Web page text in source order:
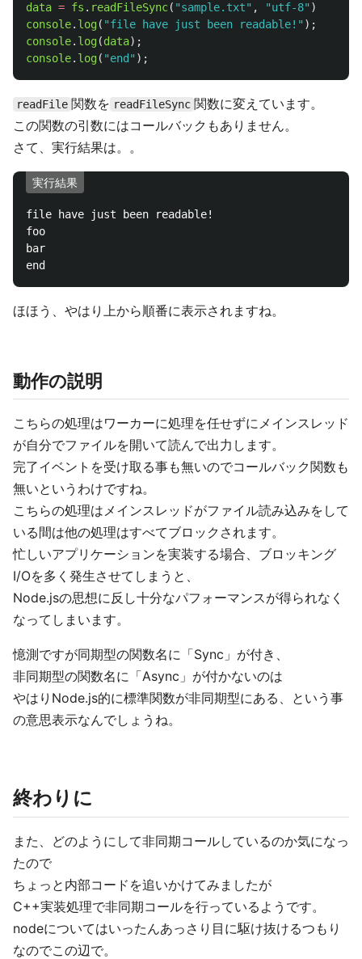
data = fs . readFileSync( "sample.txt" , "utf-8" )
console. log( "file have just been readable! " );
console. log(data);
console. log( "end " );
readFile 関数を readFileSync 関数に変えています。
この関数の引数にはコールバックもありません。
さて、実行結果は。。
実行結果
file have just been readable!
foo
bar
ほほう、やはり上から順番に表示されますね。
動作の説明
こちらの処理はワーカーに処理を任せずにメインスレッド
が自分でファイルを開いて読んで出力します。
完了イベントを受け取る事も無いのでコールバック関数も
無いというわけですね。
こちらの処理はメインスレッドがファイル読み込みをして
いる間は他の処理はすべてブロックされます。
忙しいアプリケーションを実装する場合、ブロッキング
I/Oを多く発生させてしまうと、
Node.jsの思想に反し十分なパフォーマンスが得られなく
なってしまいます。
憶測ですが同期型の関数名に「Sync」が付き、
非同期型の関数名に「Async」が付かないのは
やはりNode.js的に標準関数が非同期型にある、という事
の意思表示なんでしょうね。
終わりに
また、どのようにして非同期コールしているのか気になっ
たので
ちょっと内部コードを追いかけてみましたが
C++実装処理で非同期コールを行っているようです。
nodeについてはいったんあっさり目に駆け抜けるつもり
なのでこの辺で。